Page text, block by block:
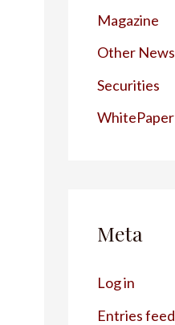
Magazine
Other News
Securities
WhitePaper
Meta
Log in
Entries feed